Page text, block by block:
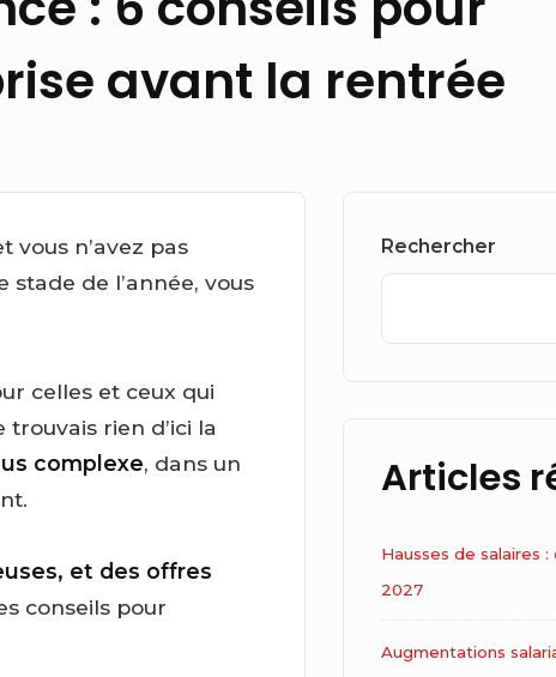
avant la rentrée
n’avez pas
stade de l’année, vous
celles et ceux qui
rien d’ici la
complexe, dans un
et des offres
conseils pour
Widget
Rechercher
Articles
Hausses de salaires
2027
Augmentations